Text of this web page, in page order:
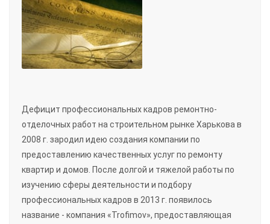
Дефицит профессиональных кадров ремонтно-
отделочных работ на строительном рынке Харькова в
2008 г. зародил идею создания компании по
предоставлению качественных услуг по ремонту
квартир и домов. После долгой и тяжелой работы по
изучению сферы деятельности и подбору
профессиональных кадров в 2013 г. появилось
название - компания «Trofimov», предоставляющая